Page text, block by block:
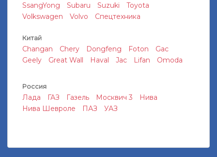
SsangYong
Subaru Suzuki
Toyota
Volkswagen
Volvo Спецтехника
Китай
Changan Chery Dongfeng Foton
Gac
Geely
Great Wall Haval Jac Lifan Omoda
Россия
Лада ГАЗ Газель Москвич 3
Нива
Нива Шевроле
ПАЗ УАЗ